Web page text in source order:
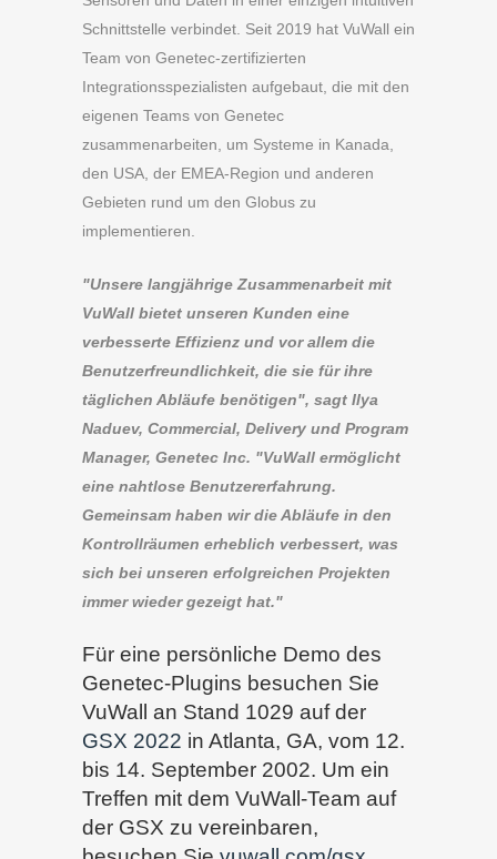
Schnittstelle verbindet. Seit 2019 hat VuWall ein
Team von Genetec-zertifizierten
Integrationsspezialisten aufgebaut, die mit den
eigenen Teams von Genetec
zusammenarbeiten, um Systeme in Kanada,
den USA, der EMEA-Region und anderen
Gebieten rund um den Globus zu
implementieren.
"Unsere langjährige Zusammenarbeit mit
VuWall bietet unseren Kunden eine
verbesserte Effizienz und vor allem die
Benutzerfreundlichkeit, die sie für ihre
täglichen Abläufe benötigen", sagt Ilya
Naduev, Commercial, Delivery und Program
Manager, Genetec Inc. "VuWall ermöglicht
eine nahtlose Benutzererfahrung.
Gemeinsam haben wir die Abläufe in den
Kontrollräumen erheblich verbessert, was
sich bei unseren erfolgreichen Projekten
immer wieder gezeigt hat."
Für eine persönliche Demo des
Genetec-Plugins besuchen Sie
VuWall an Stand 1029 auf der
GSX 2022 in Atlanta, GA, vom 12.
bis 14. September 2002. Um ein
Treffen mit dem VuWall-Team auf
der GSX zu vereinbaren,